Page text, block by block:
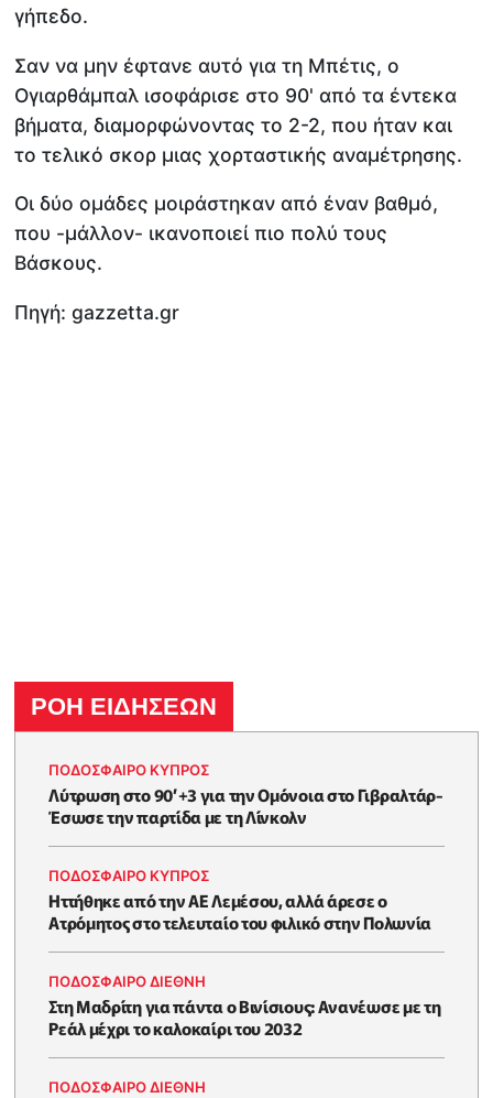
γήπεδο.
Σαν να μην έφτανε αυτό για τη Μπέτις, ο
Ογιαρθάμπαλ ισοφάρισε στο 90' από τα έντεκα
βήματα, διαμορφώνοντας το 2-2, που ήταν και
το τελικό σκορ μιας χορταστικής αναμέτρησης.
Οι δύο ομάδες μοιράστηκαν από έναν βαθμό,
που -μάλλον- ικανοποιεί πιο πολύ τους
Βάσκους.
Πηγή: gazzetta.gr
ΡΟΗ ΕΙΔΗΣΕΩΝ
ΠΟΔΟΣΦΑΙΡΟ ΚΥΠΡΟΣ
Λύτρωση στο 90’+3 για την Ομόνοια στο Γιβραλτάρ-
Έσωσε την παρτίδα με τη Λίνκολν
ΠΟΔΟΣΦΑΙΡΟ ΚΥΠΡΟΣ
Ηττήθηκε από την ΑΕ Λεμέσου, αλλά άρεσε ο
Ατρόμητος στο τελευταίο του φιλικό στην Πολωνία
ΠΟΔΟΣΦΑΙΡΟ ΔΙΕΘΝΗ
Στη Μαδρίτη για πάντα ο Βινίσιους: Ανανέωσε με τη
Ρεάλ μέχρι το καλοκαίρι του 2032
ΠΟΔΟΣΦΑΙΡΟ ΔΙΕΘΝΗ